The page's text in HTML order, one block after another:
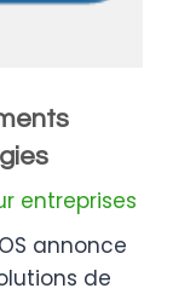
entreprises
annonce
de